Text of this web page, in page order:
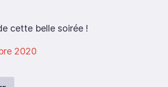
cette belle soirée !
2020